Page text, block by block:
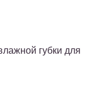
губки для